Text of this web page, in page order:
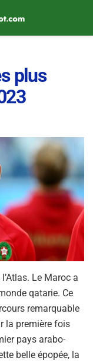
plus
Le Maroc a
qatarie. Ce
remarquable
la première fois
pays arabo-
belle épopée, la